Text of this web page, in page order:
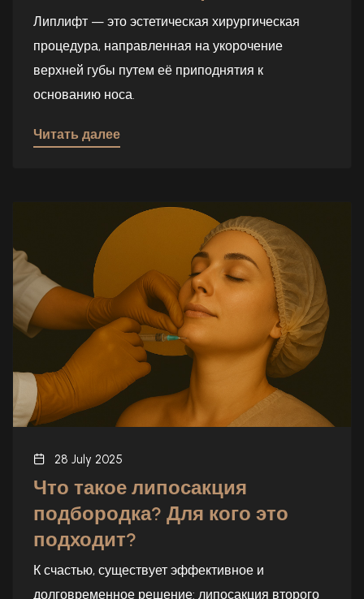
Липлифт — это эстетическая хирургическая
процедура, направленная на укорочение
верхней губы путем её приподнятия к
основанию носа.
Читать далее
28 July 2025
Что такое липосакция
подбородка? Для кого это
подходит?
К счастью, существует эффективное и
долговременное решение: липосакция второго